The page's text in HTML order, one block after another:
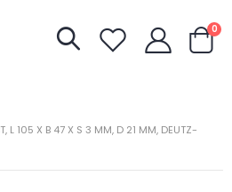
0
L 105 X B 47 X S 3 MM, D 21 MM, DEUTZ-